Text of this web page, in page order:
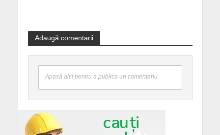
Adaugă comentarii
Apasă aici pentru a publica un comentariu